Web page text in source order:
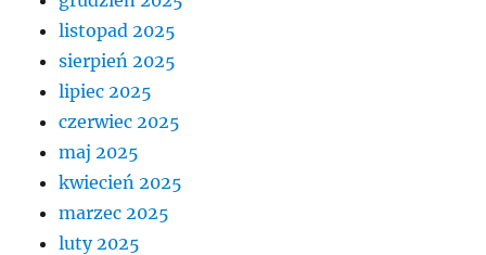
listopad 2025
sierpień 2025
lipiec 2025
czerwiec 2025
maj 2025
kwiecień 2025
marzec 2025
luty 2025